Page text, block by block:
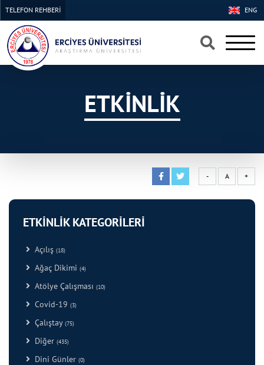
×
×
ENG
TELEFON REHBERİ
ETKİNLİK
- A +
ETKİNLİK KATEGORİLERİ
Açılış (18)
Ağaç Dikimi (4)
Atölye Çalışması (10)
Covid-19 (3)
Çalıştay (75)
Diğer (435)
Dini Günler (0)